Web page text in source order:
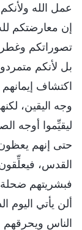
عمل الله
إن معارضتكم
تصوراتكم
بل لأنكم
اكتشاف
وجه اليقين،
ليقيِّموا أوجه
حتى إنهم يعظون
القدس،
فبشريتهم
ألن يأتي
الناس ويحرقهم